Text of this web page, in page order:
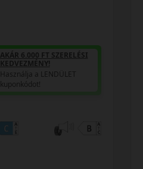
AKÁR 6.000 FT SZERELÉSI
KEDVEZMÉNY!
Használja a LENDÜLET
kuponkódot!